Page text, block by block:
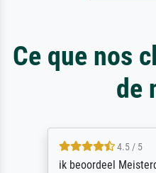
Ce que nos
de
4.5 / 5
ik beoordeel